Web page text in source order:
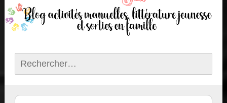
Rechercher :